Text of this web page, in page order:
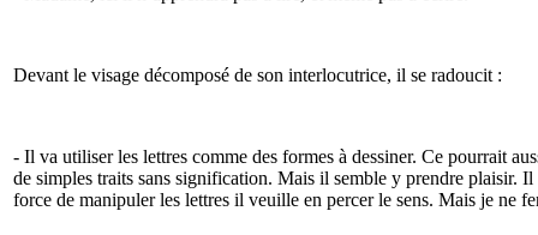
Devant le visage décomposé de son interlocutrice, il se radoucit :
- Il va utiliser les lettres comme des formes à dessiner. Ce pourrait
de simples traits sans signification. Mais il semble y prendre plaisir. Il
force de manipuler les lettres il veuille en percer le sens. Mais je ne